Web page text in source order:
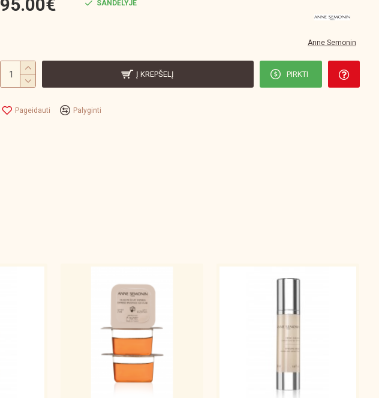
ekstraktų gydo ir ramina odą, veikdami giliuosius odos sluoksnius. Odos ir kūno augimui ypatingai yra savrbūs
balansuojančių serumų odai
gyvybiškai svarbius odos elementus, prarastus dėl amžiaus, žalingo gyvenimo būdo, aplinkos taršos ir
patiriamo streso.
Taikant unikalią Anne Semonin miksologijos technologiją, galima susikurti unikalią grožio rutiną.
Oda atgauną balansą, tampa skaistesnė, šviesesnė. Sumažėja uždegimai. Pagerėja odos tekstūra ir spalva.
Naktį į delną įlašinkite 2 lašelius eterinių aliejų serumo ir 2 lašelius mikroelementų serumo. Ryte, norėdami
sustiprinti kremo, kaukių ar dekoratyvinės kosmetikos poveikį, prieš padengdami veidą, dellne po 2 lašelius
95.00€ SANDĖLYJE
Anne Semonin
Į KREPŠELĮ PIRKTI
Pageidauti Palyginti